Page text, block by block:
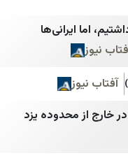
خبرگزاری اقتصادی
خبرگزاری بسیج
خبرگزاری حوزهیزد